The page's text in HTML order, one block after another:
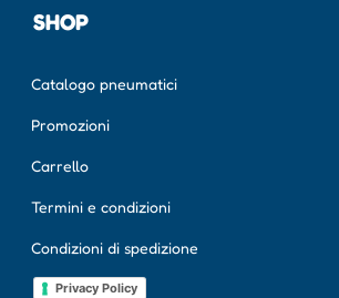
SHOP
Catalogo pneumatici
Promozioni
Carrello
Termini e condizioni
Condizioni di spedizione
Privacy Policy